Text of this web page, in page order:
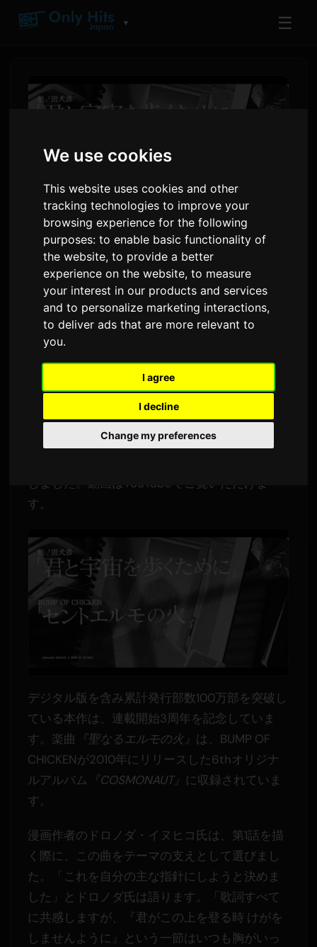
We use cookies
This website uses cookies and other
tracking technologies to improve your
browsing experience for the following
purposes:to enable basic functionality of
the website,to provide a better
experience on the website,to measure
your interest in our products and services
and to personalize marketing interactions,
to deliver ads that are more relevant to
you.
I agree
I decline
Change my preferences
▼ ☰
漫画『君と宇宙を歩くため
に』、BUMP OF CHICKENと
のコラボ動画を公開
『君と宇宙を歩くために』
CHICKENの楽曲『聖なるエルモの火 (Seinto
Erumo no Hi / St. Elmo's Fire)』を使用した特別
しました。動画はYouTubeでご覧いただけま
す。
デジタル版を含み累計発行部数100万部を突破し
ている本作は、連載開始3周年を記念していま
す。楽曲 『聖なるエルモの火』 は、BUMP OF
CHICKENが2010年にリリースした6thオリジナ
ルアルバム 『COSMONAUT』
に収録されていま
す。
漫画作者のドロノダ・イヌヒコ氏は、第1話を描
く際に、この曲をテーマの支えとして選びまし
た。「これを自分の主な指針にしようと決めま
した」とドロノダ氏は語ります。「歌詞すべて
に共感しますが、『君がこの上を登る時 けがを
しませんように』という一節はいつも胸がいっ